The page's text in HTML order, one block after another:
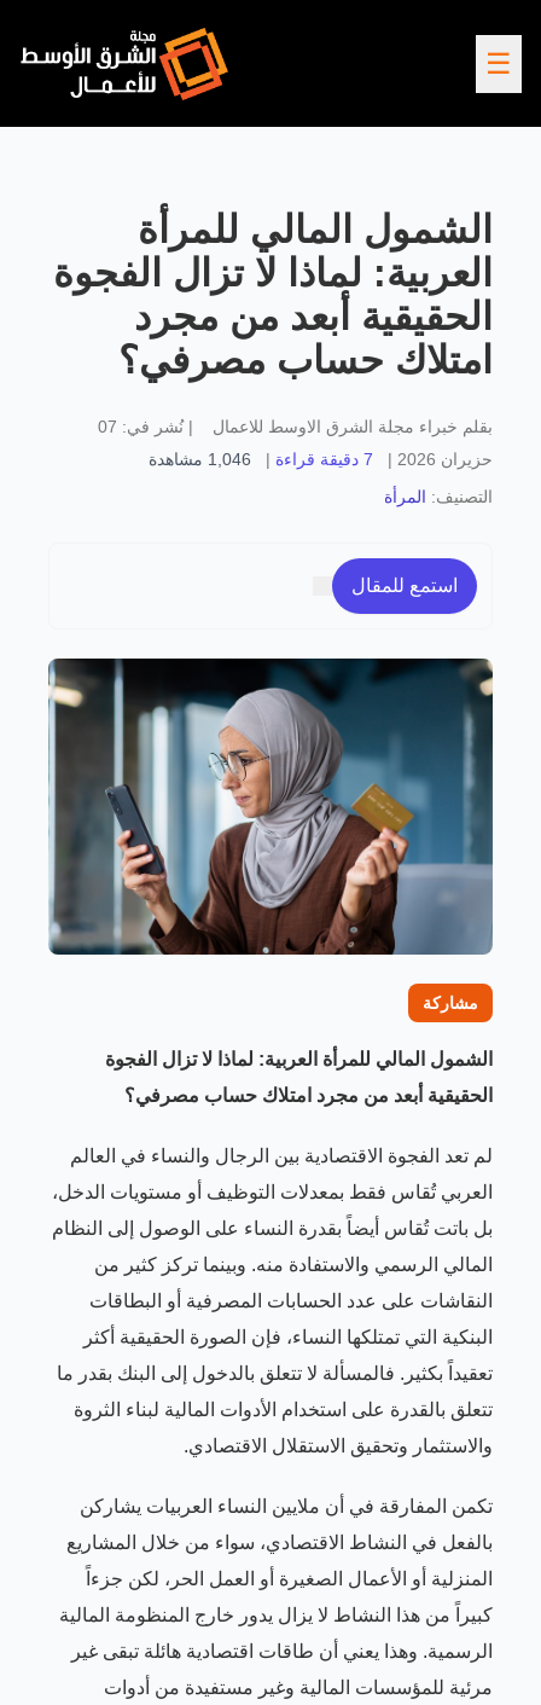
☰
الشمول المالي للمرأة
العربية: لماذا لا تزال الفجوة
الحقيقية أبعد من مجرد
امتلاك حساب مصرفي؟
بقلم خبراء مجلة الشرق الاوسط للاعمال |نُشر في: 07
حزيران 2026
| 7 دقيقة قراءة |
1,046 مشاهدة
التصنيف: المرأة
استمع للمقال
مشاركة
الشمول المالي للمرأة العربية: لماذا لا تزال الفجوة
الحقيقية أبعد من مجرد امتلاك حساب مصرفي؟
لم تعد الفجوة الاقتصادية بين الرجال والنساء في العالم
العربي تُقاس فقط بمعدلات التوظيف أو مستويات الدخل،
بل باتت تُقاس أيضاً بقدرة النساء على الوصول إلى النظام
المالي الرسمي والاستفادة منه. وبينما تركز كثير من
النقاشات على عدد الحسابات المصرفية أو البطاقات
البنكية التي تمتلكها النساء، فإن الصورة الحقيقية أكثر
تعقيداً بكثير. فالمسألة لا تتعلق بالدخول إلى البنك بقدر ما
تتعلق بالقدرة على استخدام الأدوات المالية لبناء الثروة
والاستثمار وتحقيق الاستقلال الاقتصادي.
تكمن المفارقة في أن ملايين النساء العربيات يشاركن
بالفعل في النشاط الاقتصادي، سواء من خلال المشاريع
المنزلية أو الأعمال الصغيرة أو العمل الحر، لكن جزءاً
كبيراً من هذا النشاط لا يزال يدور خارج المنظومة المالية
الرسمية. وهذا يعني أن طاقات اقتصادية هائلة تبقى غير
مرئية للمؤسسات المالية وغير مستفيدة من أدوات